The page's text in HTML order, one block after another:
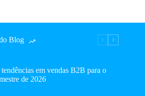
Blog
em vendas B2B para o
de 2026